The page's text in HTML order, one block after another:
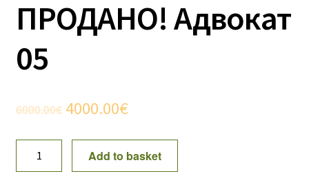
ПРОДАНО! Адвокат
05
6000.00€ Original
was:
4000.00€Current
is:
Add to basket